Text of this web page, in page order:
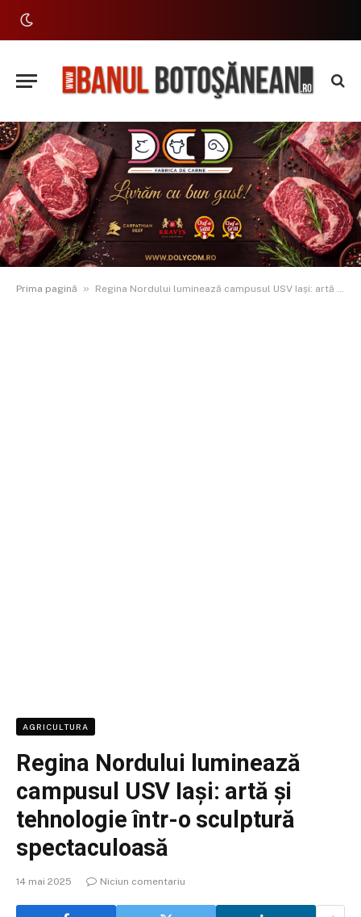
Prima pagină » Regina Nordului luminează campusul USV Iași: artă și tehnologie într-o sculptură spectaculoasă
AGRICULTURA
Regina Nordului luminează
campusul USV Iași: artă și
tehnologie într-o sculptură
spectaculoasă
14 mai 2025 Niciun comentariu